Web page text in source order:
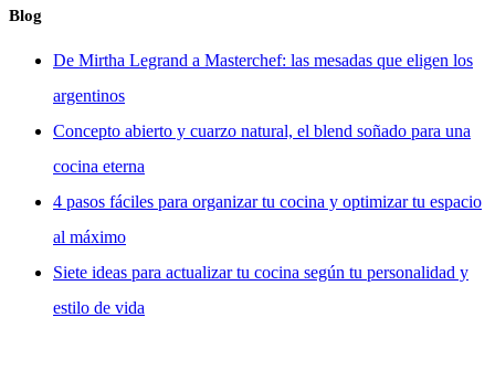
Blog
De Mirtha Legrand a Masterchef: las mesadas que eligen los
argentinos
Concepto abierto y cuarzo natural, el blend soñado para una
cocina eterna
4 pasos fáciles para organizar tu cocina y optimizar tu espacio
al máximo
Siete ideas para actualizar tu cocina según tu personalidad y
estilo de vida